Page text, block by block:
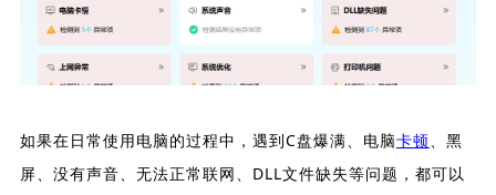
如果在日常使用电脑的过程中，遇到C盘爆满、电脑卡顿、黑
屏、没有声音、无法正常联网、DLL文件缺失等问题，都可以